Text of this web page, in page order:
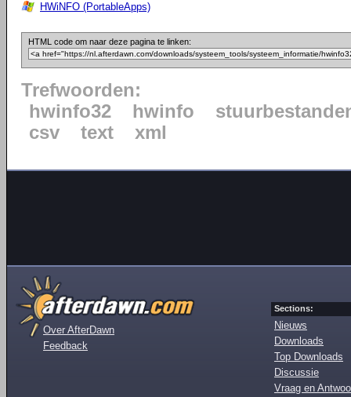
HWiNFO (PortableApps)
HTML code om naar deze pagina te linken:
Trefwoorden:
hwinfo32
hwinfo
csv
text xml
Over AfterDawn
Feedback
Sections:
Nieuws
Downloads
Top Downloads
Discussie
Vraag en